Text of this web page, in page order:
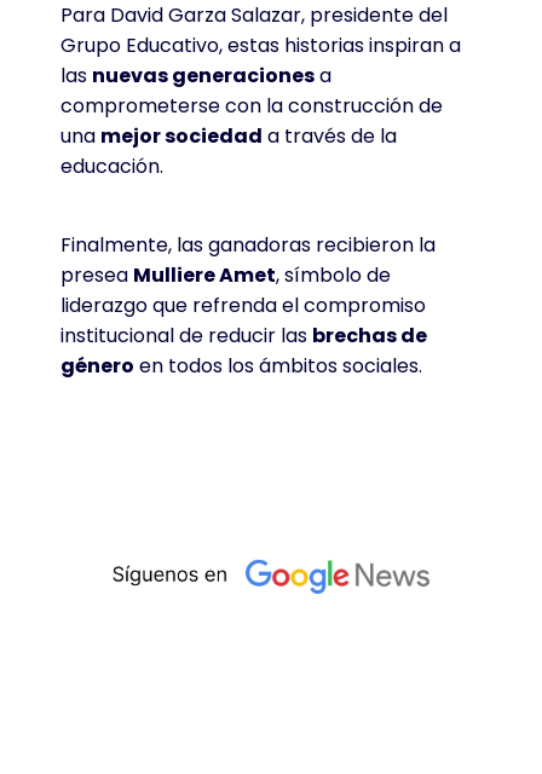
Para David Garza Salazar, presidente del
Grupo Educativo, estas historias inspiran a
las nuevas generacionesa
comprometerse con la construcción de
una mejor sociedad a través de la
educación.
Finalmente, las ganadoras recibieron la
presea Mulliere Amet, símbolo de
liderazgo que refrenda el compromiso
institucional de reducir las brechas de
género en todos los ámbitos sociales.